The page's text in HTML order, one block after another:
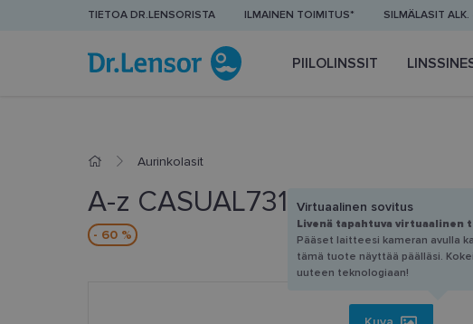
TIETOA DR.LENSORISTA ILMAINEN TOIMITUS* SILMÄLASIT
PIILOLINSSIT
Aurinkolasit
A-z CASUAL7318 AP
- 60 %
Virtuaalinen sovitus
Livenä tapahtuva virtuaalinen
Pääset laitteesi kameran avulla
tämä tuote näyttää päälläsi.
uuteen teknologiaan!